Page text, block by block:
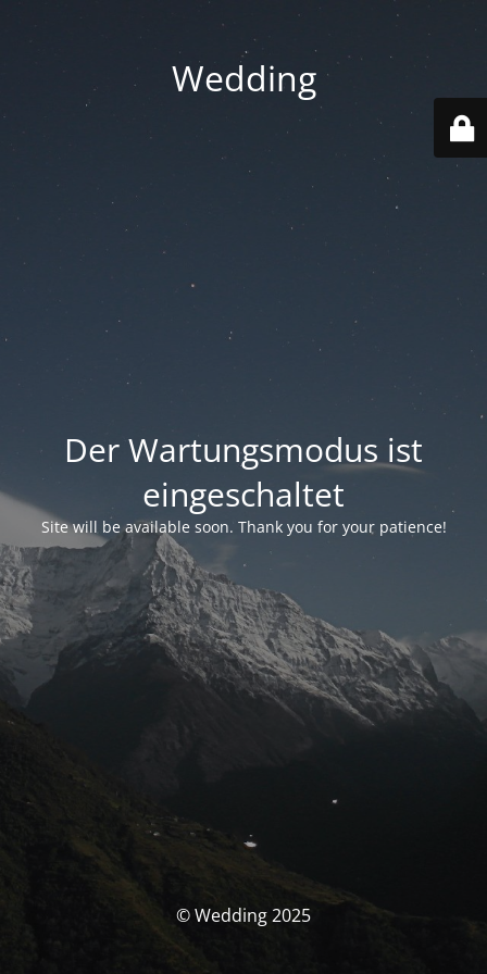
Wedding
Der Wartungsmodus ist
eingeschaltet
Site will be available soon. Thank you for your patience!
© Wedding 2025